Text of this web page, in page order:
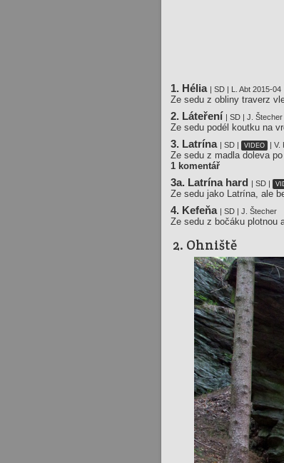
1. Hélia | SD | L. Abt 2015-04
Ze sedu z obliny traverz
2. Láteření | SD | J. Štecher
Ze sedu podél koutku na
3. Latrína | SD | VIDEO |
Ze sedu z madla doleva
1 komentář
3a. Latrína hard | SD |
Ze sedu jako Latrína, ale
4. Kefeňa | SD | J. Štecher
Ze sedu z bočáku plotnou
2. Ohniště